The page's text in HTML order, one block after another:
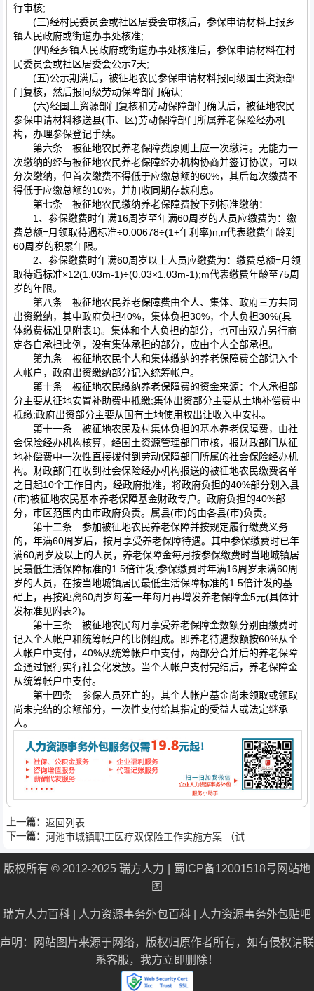
行审核;
(三)经村民委员会或社区居委会审核后，参保申请材料上报乡
镇人民政府或街道办事处核准;
(四)经乡镇人民政府或街道办事处核准后，参保申请材料在村
民委员会或社区居委会公示7天;
(五)公示期满后，被征地农民参保申请材料报同级国土资源部
门复核，然后报同级劳动保障部门确认;
(六)经国土资源部门复核和劳动保障部门确认后，被征地农民
参保申请材料移送县(市、区)劳动保障部门所属养老保险经办机
构，办理参保登记手续。
第六条 被征地农民养老保障费原则上应一次缴清。无能力一
次缴纳的经与被征地农民养老保障经办机构协商并签订协议，可以
分次缴纳，但首次缴费不得低于应缴总额的60%，其后每次缴费不
得低于应缴总额的10%，并加收同期存款利息。
第七条 被征地农民缴纳养老保障费按下列标准缴纳：
1、参保缴费时年满16周岁至年满60周岁的人员应缴费为：缴
费总额=月领取待遇标准÷0.00678÷(1+年利率)n;n代表缴费年龄到
60周岁的积累年限。
2、参保缴费时年满60周岁以上人员应缴费为：缴费总额=月领
取待遇标准×12(1.03m-1)÷(0.03×1.03m-1);m代表缴费年龄至75周
岁的年限。
第八条 被征地农民养老保障费由个人、集体、政府三方共同
出资缴纳，其中政府负担40%，集体负担30%，个人负担30%(具
体缴费标准见附表1)。集体和个人负担的部分，也可由双方另行商
定各自承担比例，没有集体承担的部分，应由个人全部承担。
第九条 被征地农民个人和集体缴纳的养老保障费全部记入个
人帐户，政府出资缴纳部分记入统筹帐户。
第十条 被征地农民缴纳养老保障费的资金来源：个人承担部
分主要从征地安置补助费中抵缴;集体出资部分主要从土地补偿费中
抵缴;政府出资部分主要从国有土地使用权出让收入中安排。
第十一条 被征地农民及村集体负担的基本养老保障费，由社
会保险经办机构核算，经国土资源管理部门审核，报财政部门从征
地补偿费中一次性直接拨付到劳动保障部门所属的社会保险经办机
构。财政部门在收到社会保险经办机构报送的被征地农民缴费名单
之日起10个工作日内，经政府批准，将政府负担的40%部分划入县
(市)被征地农民基本养老保障基金财政专户。政府负担的40%部
分，市区范围内由市政府负责。属县(市)的由各县(市)负责。
第十二条 参加被征地农民养老保障并按规定履行缴费义务
的，年满60周岁后，按月享受养老保障待遇。其中参保缴费时已年
满60周岁及以上的人员，养老保障金每月按参保缴费时当地城镇居
民最低生活保障标准的1.5倍计发;参保缴费时年满16周岁未满60周
岁的人员，在按当地城镇居民最低生活保障标准的1.5倍计发的基
础上，再按距离60周岁每差一年每月再增发养老保障金5元(具体计
发标准见附表2)。
第十三条 被征地农民每月享受养老保障金数额分别由缴费时
记入个人帐户和统筹帐户的比例组成。即养老待遇数额按60%从个
人帐户中支付，40%从统筹帐户中支付，两部分合并后的养老保障
金通过银行实行社会化发放。当个人帐户支付完结后，养老保障金
从统筹帐户中支付。
第十四条 参保人员死亡的，其个人帐户基金尚未领取或领取
尚未完结的余额部分，一次性支付给其指定的受益人或法定继承
人。
上一篇： 返回列表
下一篇： 河池市城镇职工医疗双保险工作实施方案 （试
行）
版权所有 © 2012-2025 瑞方人力 蜀ICP备12001518号 网站地
图
瑞方人力百科 人力资源事务外包百科 人力资源事务外包贴吧
声明：网站图片来源于网络，版权归原作者所有，如有侵权请联
系客服，我方立即删除！